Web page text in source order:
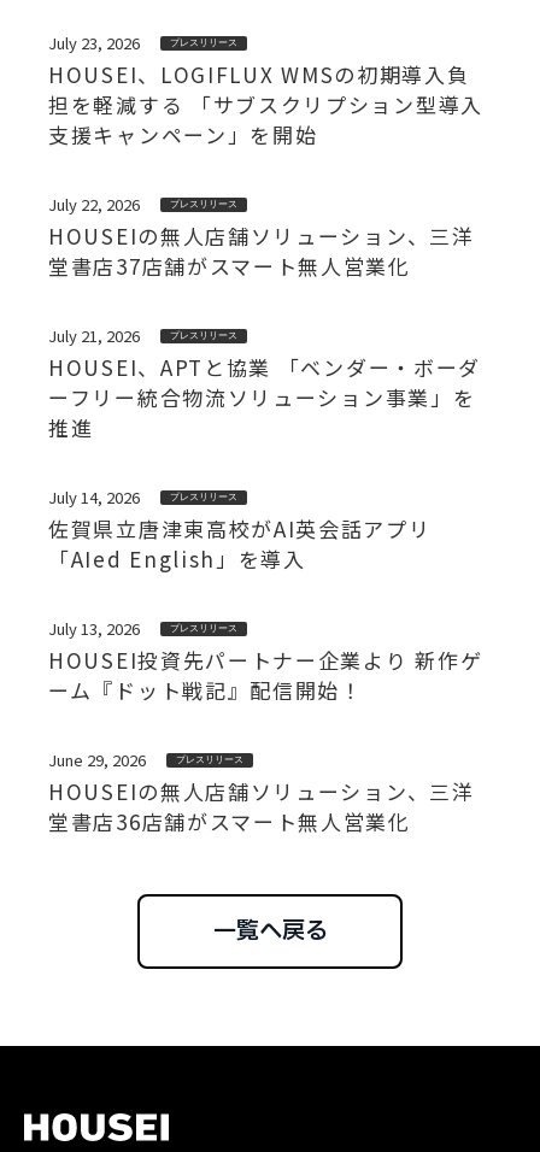
July 23, 2026 プレスリリース
HOUSEI、LOGIFLUX WMSの初期導入負
担を軽減する 「サブスクリプション型導入
支援キャンペーン」を開始
July 22, 2026 プレスリリース
HOUSEIの無人店舗ソリューション、三洋
堂書店37店舗がスマート無人営業化
July 21, 2026 プレスリリース
HOUSEI、APTと協業 「ベンダー・ボーダ
ーフリー統合物流ソリューション事業」を
推進
July 14, 2026 プレスリリース
佐賀県立唐津東高校がAI英会話アプリ
「AIed English」を導入
July 13, 2026 プレスリリース
HOUSEI投資先パートナー企業より 新作ゲ
ーム『ドット戦記』配信開始！
June 29, 2026 プレスリリース
HOUSEIの無人店舗ソリューション、三洋
堂書店36店舗がスマート無人営業化
一覧へ戻る